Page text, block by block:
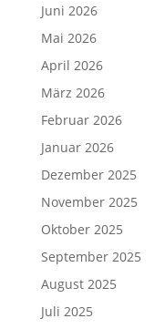
Juni 2026
Mai 2026
April 2026
März 2026
Februar 2026
Januar 2026
Dezember 2025
November 2025
Oktober 2025
September 2025
August 2025
Juli 2025